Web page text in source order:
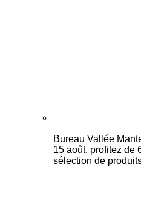
Bureau Vallée
15 août, profitez de
sélection de